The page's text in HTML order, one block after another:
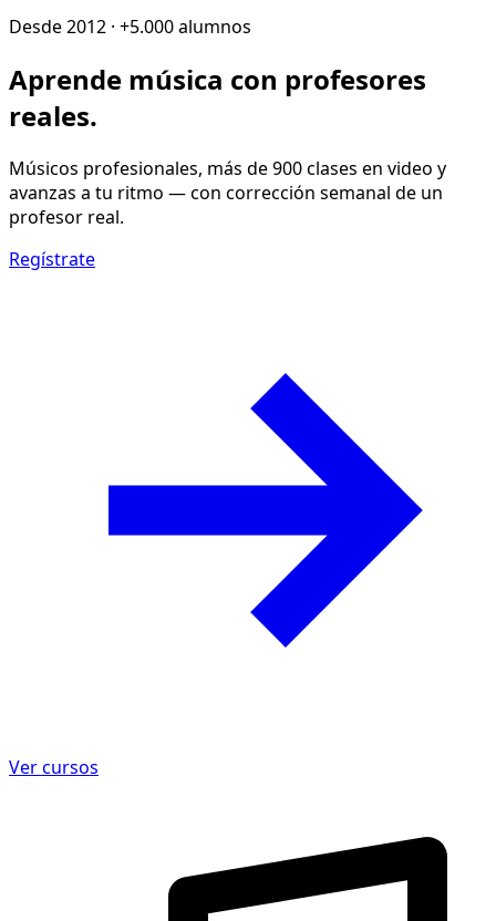
Desde 2012 · +5.000 alumnos
Aprende música con profesores
reales.
Músicos profesionales, más de 900 clases en video y
avanzas a tu ritmo — con corrección semanal de un
profesor real.
Regístrate
Ver cursos